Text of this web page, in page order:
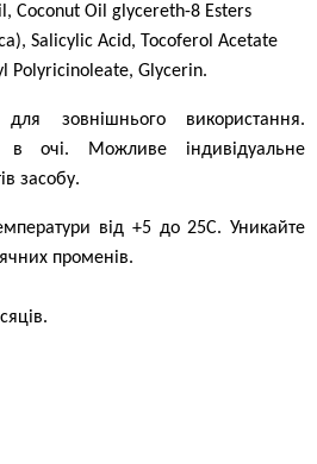
Coconut Oil glycereth-8 Esters
Salicylic Acid, Tocoferol Acetate
Polyricinoleate, Glycerin.
зовнішнього використання.
в очі. Можливе індивідуальне
засобу.
від +5 до 25С. Уникайте
променів.